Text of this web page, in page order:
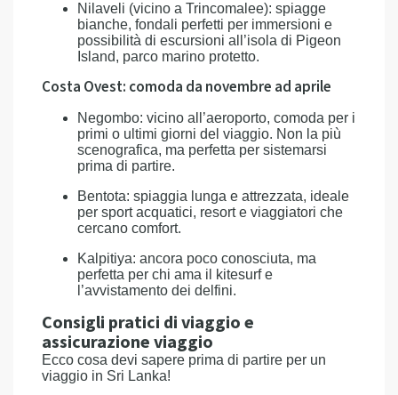
Nilaveli (vicino a Trincomalee): spiagge
bianche, fondali perfetti per immersioni e
possibilità di escursioni all’isola di Pigeon
Island, parco marino protetto.
Costa Ovest: comoda da novembre ad aprile
Negombo: vicino all’aeroporto, comoda per i
primi o ultimi giorni del viaggio. Non la più
scenografica, ma perfetta per sistemarsi
prima di partire.
Bentota: spiaggia lunga e attrezzata, ideale
per sport acquatici, resort e viaggiatori che
cercano comfort.
Kalpitiya: ancora poco conosciuta, ma
perfetta per chi ama il kitesurf e
l’avvistamento dei delfini.
Consigli pratici di viaggio e
assicurazione viaggio
Ecco cosa devi sapere prima di partire per un
viaggio in Sri Lanka!